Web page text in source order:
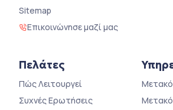
Sitemap
Επικοινώνησε μαζί μας
Πελάτες
Πώς Λειτουργεί
Συχνές Ερωτήσεις